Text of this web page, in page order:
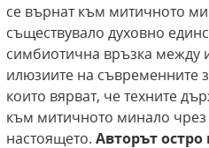
се върнат към митичното
съществувало духовно
симбиотична връзка между
илюзиите на съвременните
които вярват, че техните
към митичното минало чрез
настоящето. Авторът остро